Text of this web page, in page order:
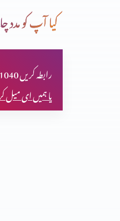
خدا ہمارے
اپنے خاندان
کیا آپ کو مدد
+27-73-345-1040 رابطہ کریں
یا ہمیں ای میل